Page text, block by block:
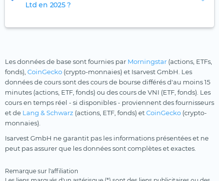
Ltd en 2025 ?
Les données de base sont fournies par Morningstar (actions, ETFs,
fonds), CoinGecko (crypto-monnaies) et Isarvest GmbH. Les
données de cours sont des cours de bourse différés d'au moins 15
minutes (actions, ETF, fonds) ou des cours de VNI (ETF, fonds). Les
cours en temps réel - si disponibles - proviennent des fournisseurs
et de Lang & Schwarz (actions, ETF, fonds) etCoinGecko (crypto-
monnaies).
Isarvest GmbH ne garantit pas les informations présentées et ne
peut pas assurer que les données sont complètes et exactes.
Remarque sur l'affiliation